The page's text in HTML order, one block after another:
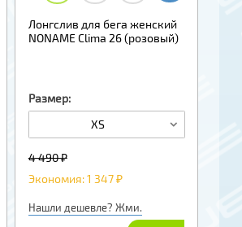
Лонгслив для бега женский
NONAME Clima 26 (розовый)
Размер:
XS
4 490 ₽
Экономия: 1 347 ₽
Нашли дешевле? Жми.